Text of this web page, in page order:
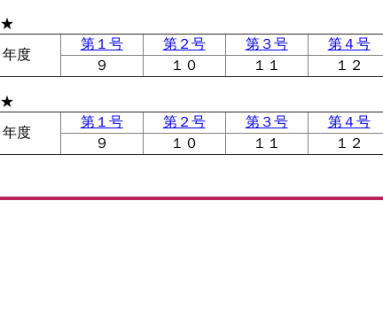
★
度
第１号 第２号 第３号 第４号
９
１０ １１ １２
★
度
第１号 第２号 第３号 第４号
９
１０ １１ １２